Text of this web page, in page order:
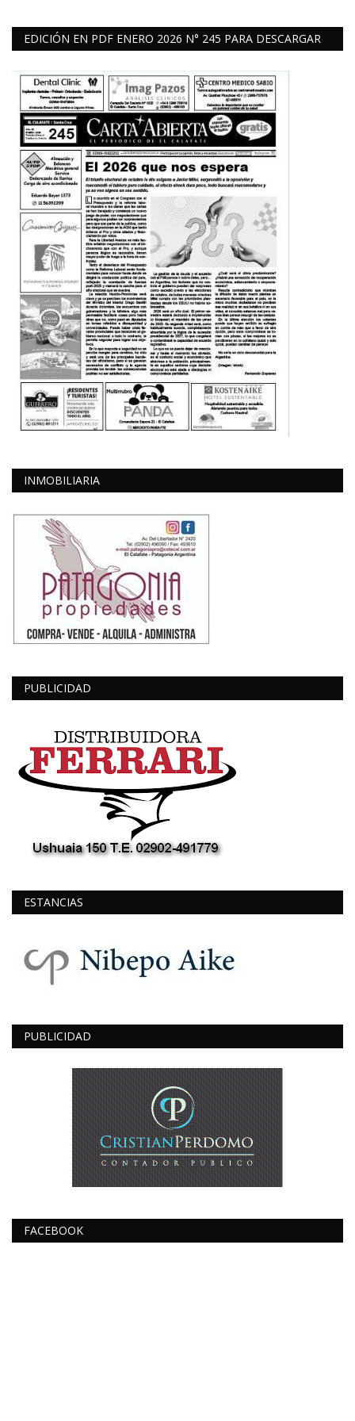
EDICIÓN EN PDF ENERO 2026 N° 245 PARA DESCARGAR
INMOBILIARIA
PUBLICIDAD
ESTANCIAS
PUBLICIDAD
FACEBOOK